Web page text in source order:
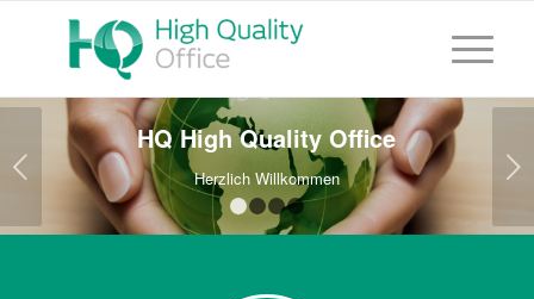
HQ High Quality Office
Herzlich Willkommen Weiter
1 2 3 4